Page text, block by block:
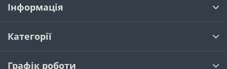
Інформація
Категорії
Графік роботи